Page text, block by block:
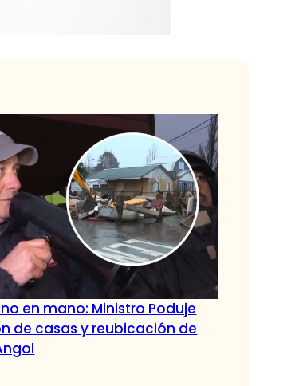
en mano: Ministro Poduje
de casas y reubicación de